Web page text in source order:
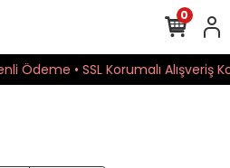
Ödeme • SSL Korumalı
0